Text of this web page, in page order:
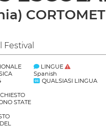
STATE
LINGUE
Spanish
QUALSIASI LINGUA